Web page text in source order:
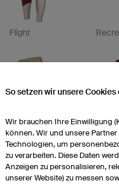
Flight
Nature
So setzen wir unsere Cookies
Wir brauchen Ihre Einwilligung
können. Wir und unsere
Technologien, um
zu verarbeiten. Diese Daten
Anzeigen zu personalisieren,
unserer Website) zu messen